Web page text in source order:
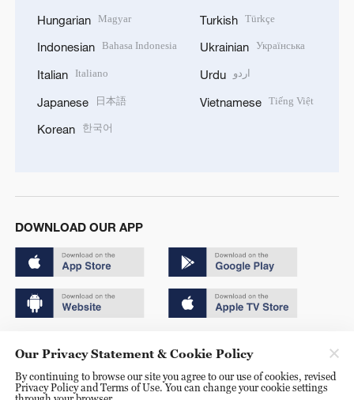
Hungarian Magyar
Indonesian Bahasa Indonesia
Italian Italiano
Japanese 日本語
Korean 한국어
Turkish Türkçe
Ukrainian Українська
Urdu اردو
Vietnamese Tiếng Việt
DOWNLOAD OUR APP
京ICP备20000184号
京公网安备 11010502050052号
Our Privacy Statement & Cookie Policy
By continuing to browse our site you agree to our use of cookies, revised
Privacy Policy and Terms of Use. You can change your cookie settings